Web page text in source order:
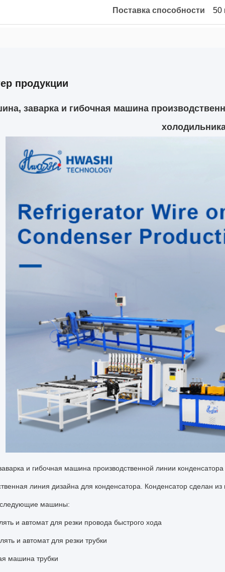
Поставка способности 50
продукции
заварка и гибочная машина
и гибочная машина производственной линии
линия дизайна для конденсатора. Конденсатор сделан
следующие машины:
и автомат для резки провода быстрого хода
и автомат для резки трубки
машина трубки